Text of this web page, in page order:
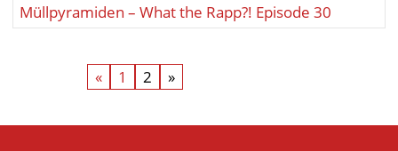
Müllpyramiden – What the Rapp?! Episode 30
« 1 2 »